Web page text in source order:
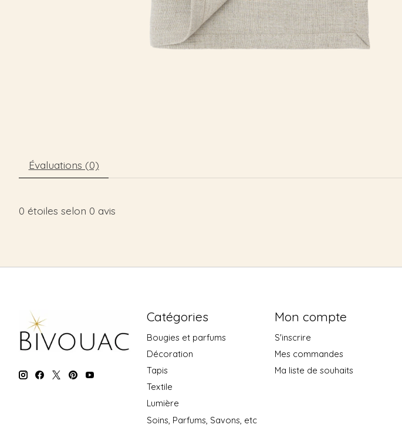
Évaluations (0)
0 étoiles selon 0 avis
Catégories
Bougies et parfums
Décoration
Tapis
Textile
Lumière
Soins, Parfums, Savons, etc
Mon compte
S'inscrire
Mes commandes
Ma liste de souhaits